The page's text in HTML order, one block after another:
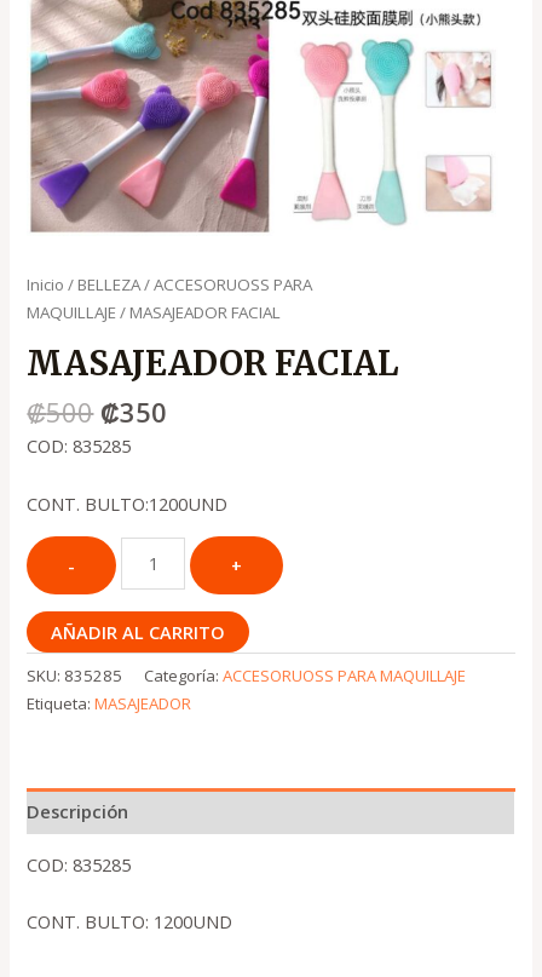
Inicio / BELLEZA/ACCESORUOSS PARA
MAQUILLAJE / MASAJEADOR FACIAL
MASAJEADOR FACIAL
₡500 ₡350
COD: 835285
CONT. BULTO:1200UND
AÑADIR AL CARRITO
SKU: 835285 Categoría:ACCESORUOSS PARA MAQUILLAJE
Etiqueta:MASAJEADOR
Descripción
COD: 835285
CONT. BULTO: 1200UND